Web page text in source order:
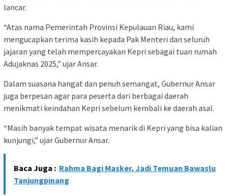
lancar.
“Atas nama Pemerintah Provinsi Kepulauan Riau, kami
mengucapkan terima kasih kepada Pak Menteri dan seluruh
jajaran yang telah mempercayakan Kepri sebagai tuan rumah
Adujaknas 2025,” ujar Ansar.
Dalam suasana hangat dan penuh semangat, Gubernur Ansar
juga berpesan agar para peserta dari berbagai daerah
menikmati keindahan Kepri sebelum kembali ke daerah asal.
“Masih banyak tempat wisata menarik di Kepri yang bisa kalian
kunjungi,” ujar Gubernur Ansar.
Baca Juga : Rahma Bagi Masker, Jadi Temuan Bawaslu
Tanjungpinang